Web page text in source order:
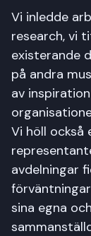
Vi inledde
research, vi
existerande
på andra
av
Vi höll också
avdelningar
sina egna